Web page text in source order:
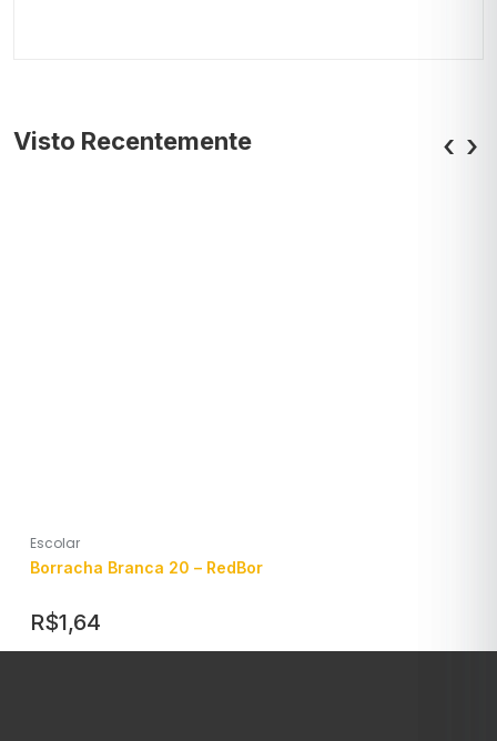
Visto Recentemente
Escolar
Borracha Branca 20 – RedBor
R$1,64
‹ ›